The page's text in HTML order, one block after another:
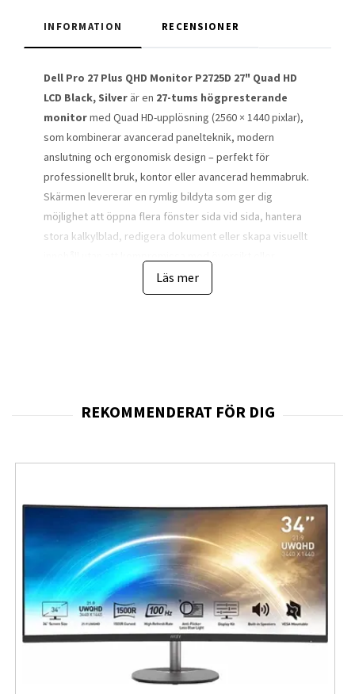
INFORMATION RECENSIONER
Dell Pro 27 Plus QHD Monitor P2725D 27" Quad HD
LCD Black, Silverär en 27-tums högpresterande
monitormed Quad HD-upplösning (2560 × 1440 pixlar),
som kombinerar avancerad panelteknik, modern
anslutning och ergonomisk design – perfekt för
professionellt bruk, kontor eller avancerad hemmabruk.
Skärmen levererar en rymlig bildyta som ger dig
möjlighet att öppna flera fönster sida vid sida, hantera
stora kalkylblad, redigera dokument eller skapa visuellt
arbetsmiljöer där effektivitet och komfort är viktiga. På
bildkvalitet oavsett hur du sitter eller vilken vinkel
skärmen betraktas från. Detta gör modellen idealisk för
kontorsmiljöer där skärmen kanske delas mellan
användare eller där visningsvinkeln kan variera. IPS-
panelens egenskaper gör att både grafik, bilder och
text återges med hög kvalitet.
med silverfoten, tunn ram på tre sidor och en
antireflexbehandlad yta som minimerar störande
Läs mer